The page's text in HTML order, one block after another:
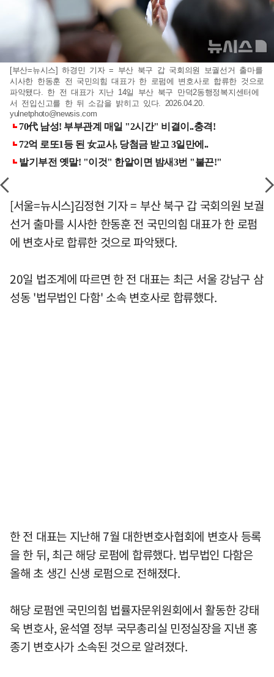
[부산=뉴시스] 하경민 기자 = 부산 북구 갑 국회의원 보궐선거 출마를
시사한 한동훈 전 국민의힘 대표가 한 로펌에 변호사로 합류한 것으로
파악됐다. 한 전 대표가 지난 14일 부산 북구 만덕2동행정복지센터에
서 전입신고를 한 뒤 소감을 밝히고 있다. 2026.04.20.
yulnetphoto@newsis.com
[서울=뉴시스]김정현 기자 = 부산 북구 갑 국회의원 보궐
선거 출마를 시사한 한동훈 전 국민의힘 대표가 한 로펌
에 변호사로 합류한 것으로 파악됐다.
20일 법조계에 따르면 한 전 대표는 최근 서울 강남구 삼
성동 '법무법인 다함' 소속 변호사로 합류했다.
한 전 대표는 지난해 7월 대한변호사협회에 변호사 등록
을 한 뒤, 최근 해당 로펌에 합류했다. 법무법인 다함은
올해 초 생긴 신생 로펌으로 전해졌다.
해당 로펌엔 국민의힘 법률자문위원회에서 활동한 강태
욱 변호사, 윤석열 정부 국무총리실 민정실장을 지낸 홍
종기 변호사가 소속된 것으로 알려졌다.